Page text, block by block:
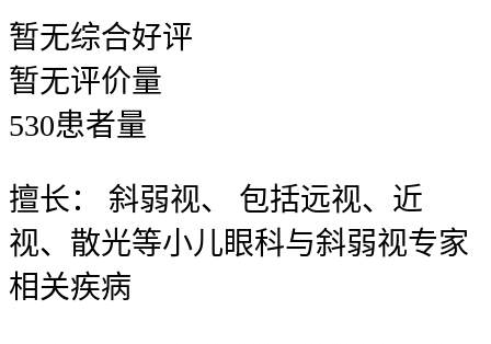
暂无综合好评
暂无评价量
530患者量
擅长：
斜弱视、 包括远视、近
视、散光等小儿眼科与斜弱视专家
相关疾病